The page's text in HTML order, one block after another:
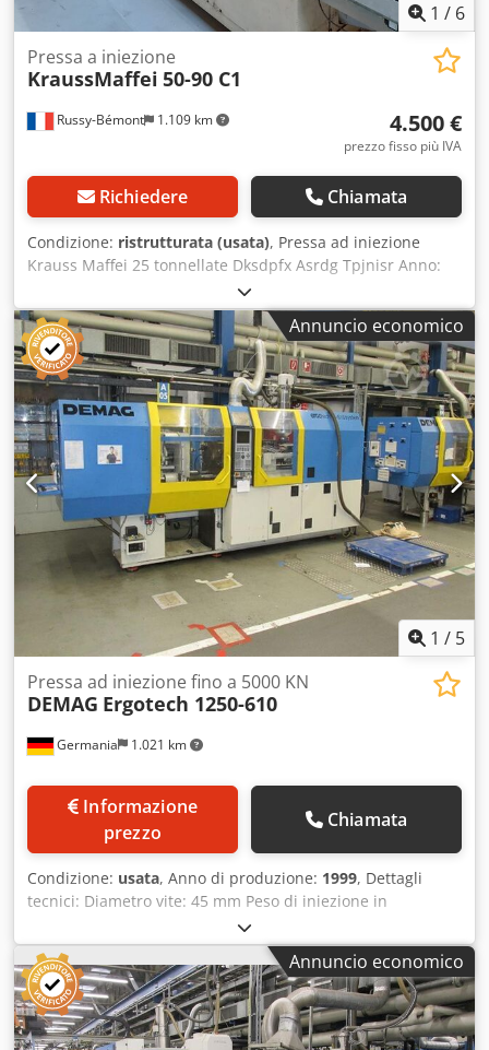
1 / 6
Russy-Bémont 1.109 km
Pressa a iniezione
KraussMaffei 50-90 C1
4.500 €
prezzo fisso più IVA
Richiedere Chiamata
Condizione: ristrutturata (usata), Pressa ad iniezione
Krauss Maffei 25 tonnellate Dksdpfx Asrdg Tpjnisr Anno:
2000 IPC non funzionante (vedi mappa)
Annuncio economico
1 / 5
Germania 1.021 km
Pressa ad iniezione fino a 5000 KN
DEMAG Ergotech 1250-610
prezzo
Chiamata
Condizione: usata, Anno di produzione: 1999, Dettagli
tecnici: Diametro vite: 45 mm Peso di iniezione in
polistirolo: 149 g/PS Forza di chiusura: 1250 kN 9302423
PRESSA A INIEZIONE, DEMAG-FOERDERTECHNIK, anno di
costruzione 1999 9307836 GRUPPO TERMOREGOLATORE,
PIOVAN GMBH GARCHING, THW9, anno di costruzione 2011
784065 TERMOREGOLATORE, PLASTIC SERVICE GMBH, HRS
24I, anno di costruzione 2003 Dedpfx Ajwvkgmsniekr
Annuncio economico